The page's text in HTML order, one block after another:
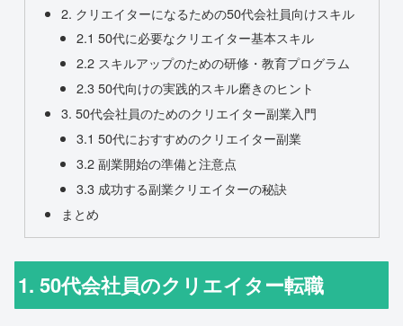
2. クリエイターになるための50代会社員向けスキル
2.1 50代に必要なクリエイター基本スキル
2.2 スキルアップのための研修・教育プログラム
2.3 50代向けの実践的スキル磨きのヒント
3. 50代会社員のためのクリエイター副業入門
3.1 50代におすすめのクリエイター副業
3.2 副業開始の準備と注意点
3.3 成功する副業クリエイターの秘訣
まとめ
1. 50代会社員のクリエイター転職